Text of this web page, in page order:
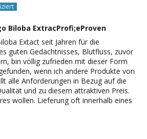
Biloba ExtracProfi;eProven
Extact seit Jahren für die
guten Gedächtnisses, Blutfluss, zuvor
bin völlig zufrieden mit dieser Form
wenn ich andere Produkte von
alle Anforderungen in Bezug auf die
und zu diesem attraktiven Preis.
wollen. Lieferung oft innerhalb eines